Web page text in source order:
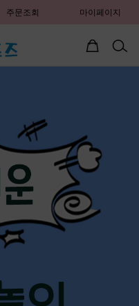
주문조회 마이페이지